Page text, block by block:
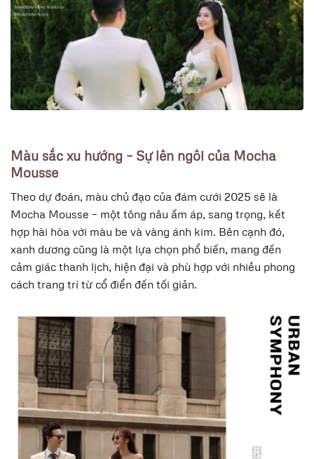
Màu sắc xu hướng – Sự lên ngôi của Mocha
Mousse
Theo dự đoán, màu chủ đạo của đám cưới 2025 sẽ là
Mocha Mousse – một tông nâu ấm áp, sang trọng, kết
hợp hài hòa với màu be và vàng ánh kim. Bên cạnh đó,
xanh dương cũng là một lựa chọn phổ biến, mang đến
cảm giác thanh lịch, hiện đại và phù hợp với nhiều phong
cách trang trí từ cổ điển đến tối giản.